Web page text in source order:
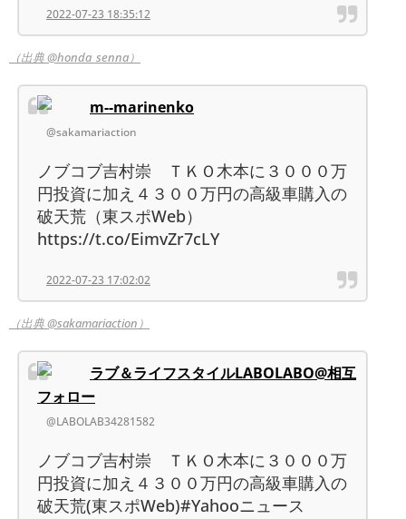
2022-07-23 18:35:12
（出典 @honda_senna）
m--marinenko
@sakamariaction
ノブコブ吉村崇 ＴＫＯ木本に３０００万
円投資に加え４３００万円の高級車購入の
破天荒（東スポWeb）
https://t.co/EimvZr7cLY
2022-07-23 17:02:02
（出典 @sakamariaction）
ラブ＆ライフスタイルLABOLABO@相互
フォロー
@LABOLAB34281582
ノブコブ吉村崇 ＴＫＯ木本に３０００万
円投資に加え４３００万円の高級車購入の
破天荒(東スポWeb)#Yahooニュース